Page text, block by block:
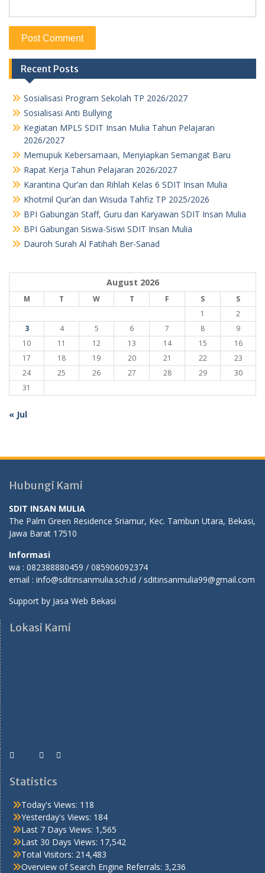
Recent Posts
Sosialisasi Program Sekolah TP 2026/2027
Sosialisasi Anti Bullying
Kegiatan MPLS SDIT Insan Mulia Tahun Pelajaran
2026/2027
Memupuk Kebersamaan, Menyiapkan Semangat Baru
Rapat Kerja Tahun Pelajaran 2026/2027
Karantina Qur’an dan Rihlah Kelas 6 SDIT Insan Mulia
Khotmil Qur’an dan Wisuda Tahfiz TP 2025/2026
BPI Gabungan Staff, Guru dan Karyawan SDIT Insan Mulia
BPI Gabungan Siswa-Siswi SDIT Insan Mulia
Dauroh Surah Al Fatihah Ber-Sanad
August 2026
M T W T F S
S
1
2
3
4 5 6 7 8
9
10
11 12 13 14 15
16
17
18 19 20 21 22
23
24
25 26 27 28 29
30
31
« Jul
Hubungi Kami
SDIT INSAN MULIA
The Palm Green Residence Sriamur, Kec. Tambun Utara, Bekasi,
Jawa Barat 17510
Informasi
wa : 082388880459 / 085906092374
email : info@sditinsanmulia.sch.id / sditinsanmulia99@gmail.com
Support by Jasa Web Bekasi
Lokasi Kami
Statistics
Today's Views: 118
Yesterday's Views: 184
Last 7 Days Views: 1,565
Last 30 Days Views: 17,542
Total Visitors: 214,483
Overview of Search Engine Referrals: 3,236